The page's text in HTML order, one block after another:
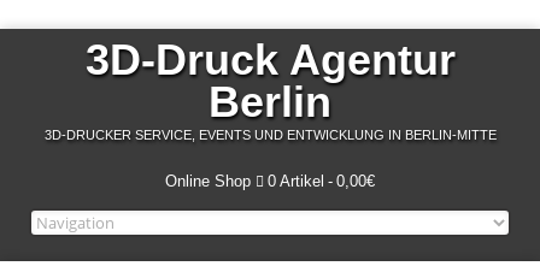
3D-Druck Agentur
Berlin
3D-DRUCKER SERVICE, EVENTS UND ENTWICKLUNG IN BERLIN-MITTE
Online Shop 0 Artikel 0,00€